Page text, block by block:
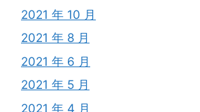
2021 年 10 月
2021 年 8 月
2021 年 6 月
2021 年 5 月
2021 年 4 月